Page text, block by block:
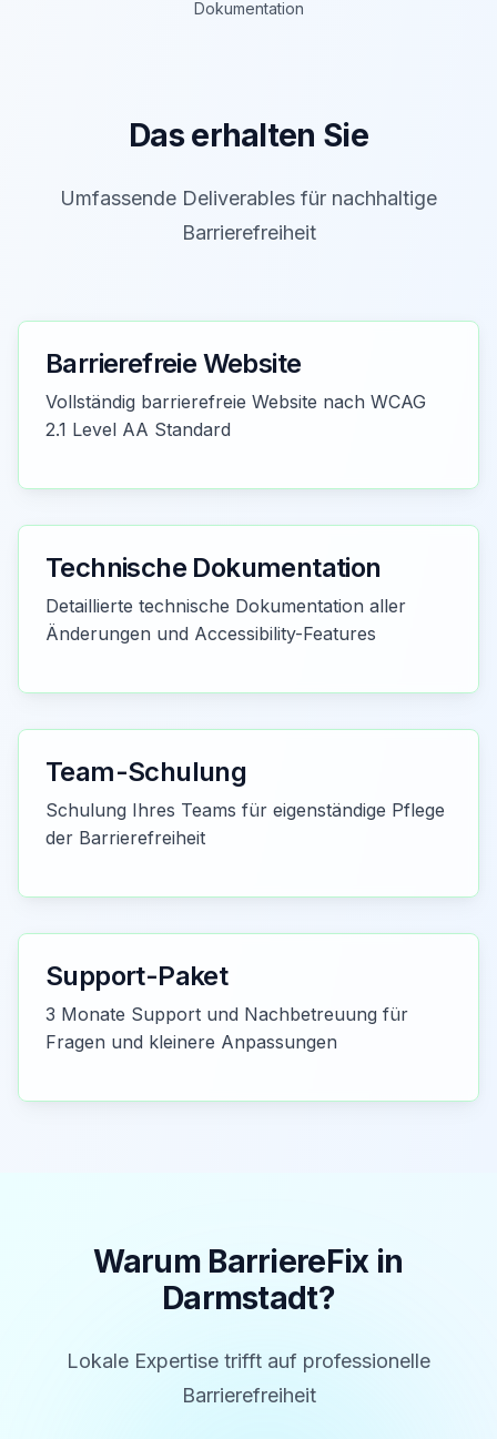
Dokumentation
Das erhalten Sie
Umfassende Deliverables für nachhaltige
Barrierefreiheit
Barrierefreie Website
Vollständig barrierefreie Website nach WCAG
2.1 Level AA Standard
Technische Dokumentation
Detaillierte technische Dokumentation aller
Änderungen und Accessibility-Features
Team-Schulung
Schulung Ihres Teams für eigenständige Pflege
der Barrierefreiheit
Support-Paket
3 Monate Support und Nachbetreuung für
Fragen und kleinere Anpassungen
Warum BarriereFix in
Darmstadt?
Lokale Expertise trifft auf professionelle
Barrierefreiheit